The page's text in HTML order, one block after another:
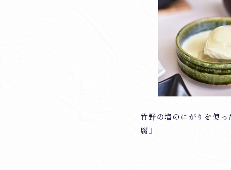
竹野の塩のにがりを使っ
腐」